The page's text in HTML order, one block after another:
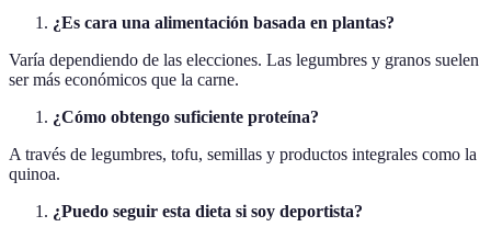
¿Es cara una alimentación basada en plantas?
Varía dependiendo de las elecciones. Las legumbres y granos suelen
ser más económicos que la carne.
¿Cómo obtengo suficiente proteína?
A través de legumbres, tofu, semillas y productos integrales como la
quinoa.
¿Puedo seguir esta dieta si soy deportista?